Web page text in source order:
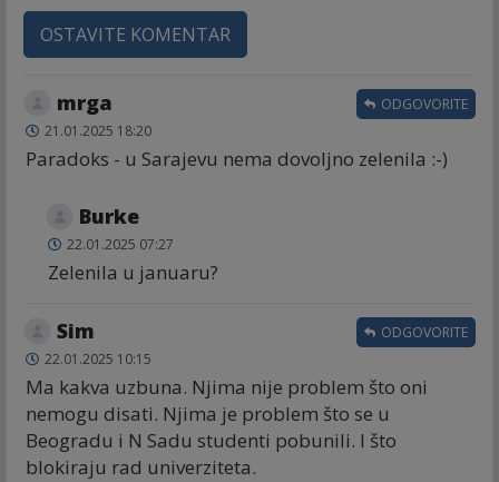
OSTAVITE KOMENTAR
mrga
21.01.2025 18:20
Paradoks - u Sarajevu nema dovoljno zelenila :-)
ODGOVORITE
Burke
22.01.2025 07:27
Zelenila u januaru?
Sim
22.01.2025 10:15
Ma kakva uzbuna. Njima nije problem što oni
nemogu disati. Njima je problem što se u
Beogradu i N Sadu studenti pobunili. I što
blokiraju rad univerziteta.
ODGOVORITE